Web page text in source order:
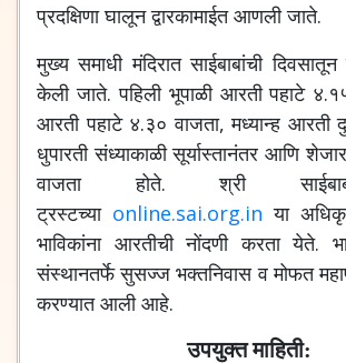
प्रदक्षिणा घालून द्वारकामाईत आणली जाते.
मुख्य समाधी मंदिरात साईबाबांची
केली जाते. पहिली भूपाळी आरती पहाटे
आरती पहाटे ४.३० वाजता, मध्यान्ह आरती
धुपारती संध्याकाळी सूर्यास्तानंतर आणि
वाजता होते. श्री
ट्रस्टच्या online.sai.org.in या
भाविकांना आरतीची नोंदणी करता येते.
संस्थानतर्फे सुसज्ज भक्तनिवास व मोफत
करण्यात आली आहे.
उपयुक्त माहिती: